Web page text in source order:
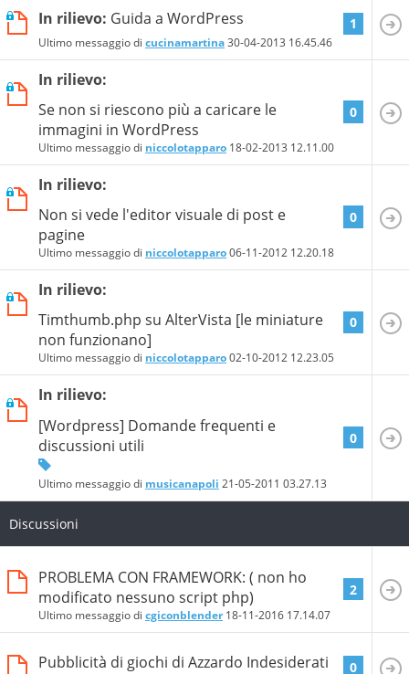
In rilievo: Guida a WordPress
Ultimo messaggio di cucinamartina30-04-2013 16.45.46
1
In rilievo:
Se non si riescono più a caricare le
immagini in WordPress
Ultimo messaggio di niccolotapparo 18-02-2013 12.11.00
0
In rilievo:
Non si vede l'editor visuale di post e
pagine
Ultimo messaggio di niccolotapparo06-11-2012 12.20.18
0
In rilievo:
Timthumb.php su AlterVista [le miniature
non funzionano]
Ultimo messaggio di niccolotapparo02-10-2012 12.23.05
0
In rilievo:
[Wordpress] Domande frequenti e
discussioni utili
Ultimo messaggio di musicanapoli 21-05-2011 03.27.13
0
Discussioni
PROBLEMA CON FRAMEWORK: ( non ho
modificato nessuno script php)
Ultimo messaggio di cgiconblender18-11-2016 17.14.07
2
Pubblicità di giochi di Azzardo Indesiderati 0